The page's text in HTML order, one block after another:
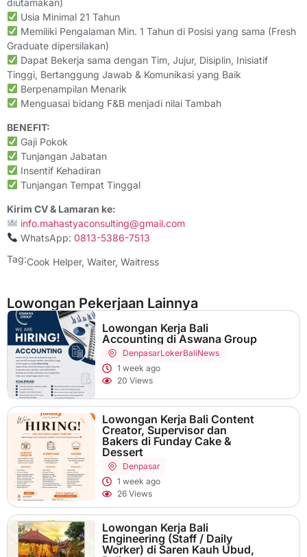
diutamakan)
Usia Minimal 21 Tahun
Memiliki Pengalaman Min. 1 Tahun di Posisi yang sama (Fresh
Graduate dipersilakan)
Dapat Bekerja sama dengan Tim, Jujur, Disiplin, Inisiatif
Tinggi, Bertanggung Jawab & Komunikasi yang Baik
Berpenampilan Menarik
Menguasai bidang F&B menjadi nilai Tambah
BENEFIT:
Gaji Pokok
Tunjangan Jabatan
Insentif Kehadiran
Tunjangan Tempat Tinggal
Kirim CV & Lamaran ke:
info.mahastyaconsulting@gmail.com
WhatsApp: 0813-5386-7513
Tag:Cook Helper, Waiter, Waitress
Lowongan Pekerjaan Lainnya
Lowongan Kerja Bali
Accounting di Aswana Group
DenpasarLokerBaliNews
1 week ago
20 Views
Lowongan Kerja Bali Content
Creator, Supervisor dan
Bakers di Funday Cake &
Dessert
Denpasar
1 week ago
26 Views
Lowongan Kerja Bali
Engineering (Staff / Daily
Worker) di Saren Kauh Ubud,